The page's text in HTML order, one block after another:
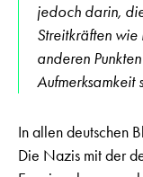
jedoch darin,
Streitkräften wie
anderen
Aufmerksamkeit
In allen deutschen
Die Nazis mit der